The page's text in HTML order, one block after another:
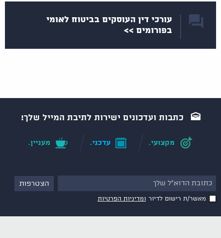
עורכי דין העוסקים בביטוח לאומי
בפורומים >>
כתבות ועדכונים ישירות לתיבת המייל שלך!
מקצועי. עדכני. מעניין.
מאשר/ת רישום לדיור ומדיניות הפרטיות